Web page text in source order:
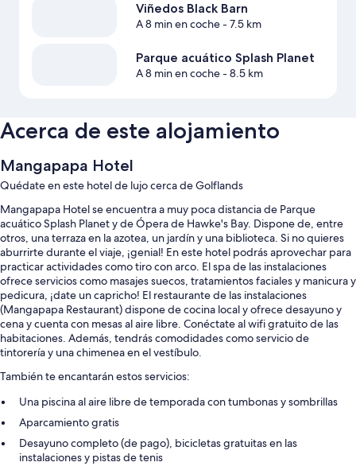
Viñedos Black Barn
A 8 min en coche- 7.5 km
Parque acuático Splash Planet
A 8 min en coche- 8.5 km
Acerca de este alojamiento
Mangapapa Hotel
Quédate en este hotel de lujo cerca de Golflands
Mangapapa Hotel se encuentra a muy poca distancia de Parque
acuático Splash Planet y de Ópera de Hawke's Bay. Dispone de, entre
otros, una terraza en la azotea, un jardín y una biblioteca. Si no quieres
aburrirte durante el viaje, ¡genial! En este hotel podrás aprovechar para
practicar actividades como tiro con arco. El spa de las instalaciones
ofrece servicios como masajes suecos, tratamientos faciales y manicura y
pedicura, ¡date un capricho! El restaurante de las instalaciones
(Mangapapa Restaurant) dispone de cocina local y ofrece desayuno y
cena y cuenta con mesas al aire libre. Conéctate al wifi gratuito de las
habitaciones. Además, tendrás comodidades como servicio de
tintorería y una chimenea en el vestíbulo.
También te encantarán estos servicios:
Una piscina al aire libre de temporada con tumbonas y sombrillas
Aparcamiento gratis
Desayuno completo (de pago), bicicletas gratuitas en las
instalaciones y pistas de tenis